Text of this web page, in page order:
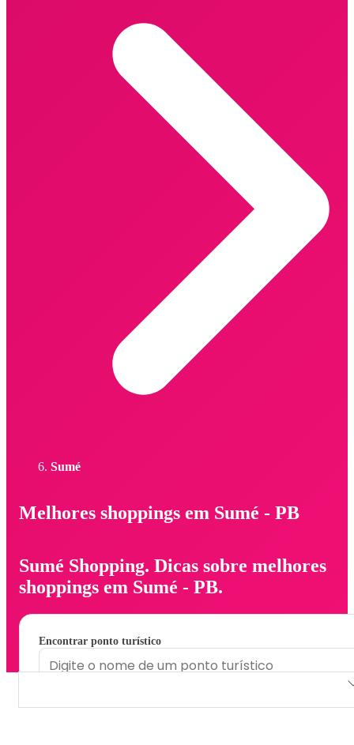
Sumé
Melhores shoppings em Sumé - PB
Sumé Shopping. Dicas sobre melhores
shoppings em Sumé - PB.
Encontrar ponto turístico